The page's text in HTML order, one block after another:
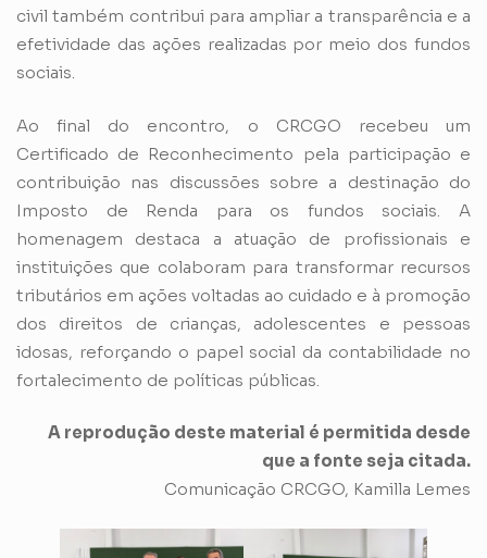
civil também contribui para ampliar a transparência e a
efetividade das ações realizadas por meio dos fundos
sociais.
Ao final do encontro, o CRCGO recebeu um
Certificado de Reconhecimento pela participação e
contribuição nas discussões sobre a destinação do
Imposto de Renda para os fundos sociais. A
homenagem destaca a atuação de profissionais e
instituições que colaboram para transformar recursos
tributários em ações voltadas ao cuidado e à promoção
dos direitos de crianças, adolescentes e pessoas
idosas, reforçando o papel social da contabilidade no
fortalecimento de políticas públicas.
A reprodução deste material é permitida desde
que a fonte seja citada.
Comunicação CRCGO, Kamilla Lemes